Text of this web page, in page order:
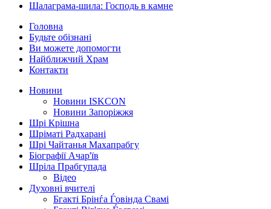
Шалаграма-шила: Господь в камне
Головна
Будьте обізнані
Ви можете допомогти
Найближчий Храм
Контакти
Новини
Новини ISKCON
Новини Запоріжжя
Шрі Крішна
Шріматі Радхарані
Шрі Чайтанья Махапрабгу
Біографії Ачар'їв
Шріла Прабгупада
Відео
Духовні вчителі
Бгакті Брінѓа Ѓовінда Свамі